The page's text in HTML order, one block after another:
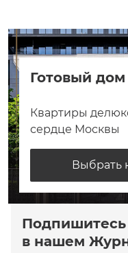
Готовый
Квартиры
сердце Москвы
Выбрать
Подпишитесь
в нашем